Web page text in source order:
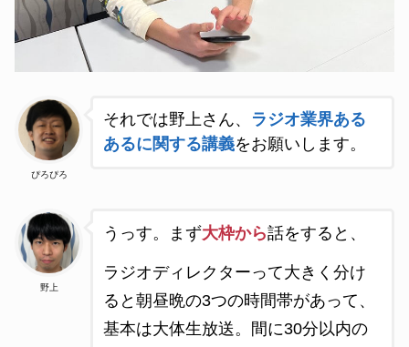
ぴろぴろ
それでは野上さん、
ラジオ業界ある
あるに関する講義をお願いします。
野上
うっす。まず大枠から話をすると、
ラジオディレクターって大きく分け
ると朝昼晩の3つの時間帯があって、
基本は大体生放送。間に30分以内の